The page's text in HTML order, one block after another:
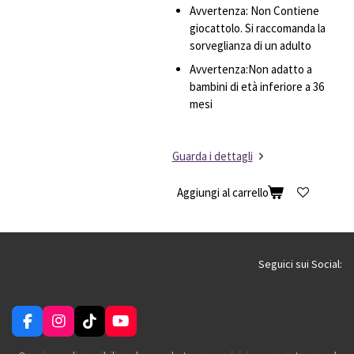
Avvertenza: Non Contiene
giocattolo. Si raccomanda la
sorveglianza di un adulto
Avvertenza:Non adatto a
bambini di età inferiore a 36
mesi
Guarda i dettagli
Aggiungi al carrello
Seguici sui Social:
F
a
I
n
T
i
Y
o